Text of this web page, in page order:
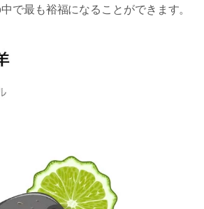
で最も裕福になることができます。